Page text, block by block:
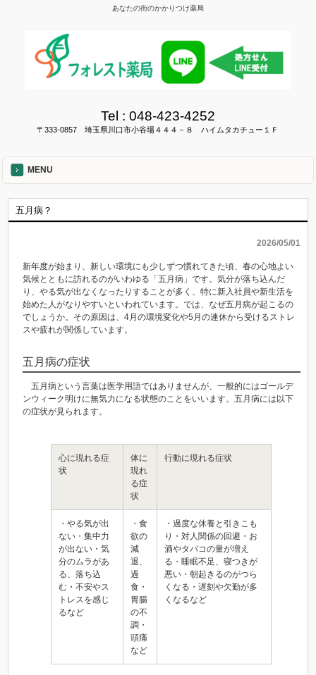
あなたの街のかかりつけ薬局
Tel : 048-423-4252
〒333-0857 埼玉県川口市小谷場４４４－８ ハイムタカチュー１Ｆ
MENU
五月病？
2026/05/01
新年度が始まり、新しい環境にも少しずつ慣れてきた頃、春の心地よい
気候とともに訪れるのがいわゆる「五月病」です。気分が落ち込んだ
り、やる気が出なくなったりすることが多く、特に新入社員や新生活を
始めた人がなりやすいといわれています。では、なぜ五月病が起こるの
でしょうか。その原因は、4月の環境変化や5月の連休から受けるストレ
スや疲れが関係しています。
五月病の症状
五月病という言葉は医学用語ではありませんが、一般的にはゴールデ
ンウィーク明けに無気力になる状態のことをいいます。五月病には以下
の症状が見られます。
心に現れる症
状
体に
現れ
る症
状
行動に現れる症状
・やる気が出
ない・集中力
が出ない・気
分のムラがあ
る、落ち込
む・不安やス
トレスを感じ
るなど
・食
欲の
減
退、
過
食・
胃腸
の不
調・
頭痛
など
・過度な休養と引きこも
り・対人関係の回避・お
酒やタバコの量が増え
る・睡眠不足、寝つきが
悪い・朝起きるのがつら
くなる・遅刻や欠勤が多
くなるなど